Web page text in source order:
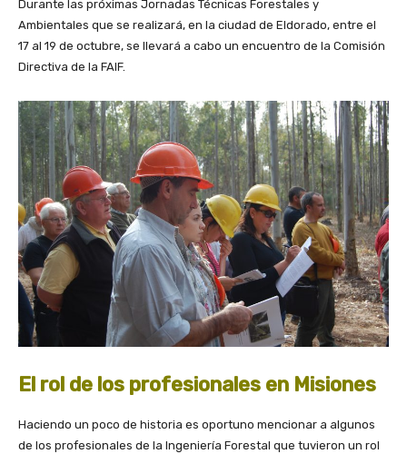
Durante las próximas Jornadas Técnicas Forestales y
Ambientales que se realizará, en la ciudad de Eldorado, entre el
17 al 19 de octubre, se llevará a cabo un encuentro de la Comisión
Directiva de la FAIF.
El rol de los profesionales en Misiones
Haciendo un poco de historia es oportuno mencionar a algunos
de los profesionales de la Ingeniería Forestal que tuvieron un rol